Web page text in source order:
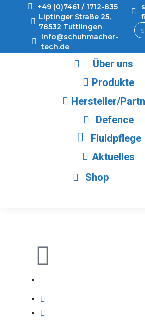
+49 (0)7461 / 1712-835
Liptinger Straße 25,
78532 Tuttlingen
info@schuhmacher-
tech.de
Über uns
Produkte
Hersteller/
Defence
Fluidpflege
Aktuelles
Shop